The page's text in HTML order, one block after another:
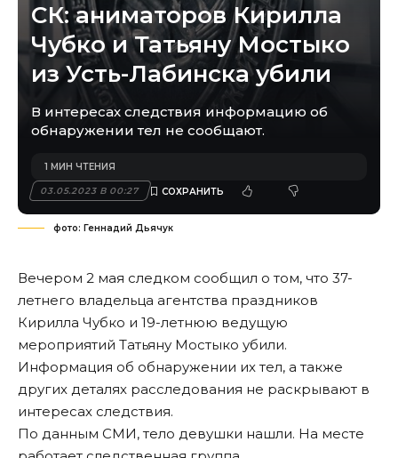
СК: аниматоров Кирилла
Чубко и Татьяну Мостыко
из Усть-Лабинска убили
В интересах следствия информацию об
обнаружении тел не сообщают.
03.05.2023 В 00:27
1 МИН ЧТЕНИЯ
фото: Геннадий Дьячук
Вечером 2 мая следком сообщил о том, что 37-
летнего владельца агентства праздников
Кирилла Чубко и 19-летнюю ведущую
мероприятий Татьяну Мостыко убили.
Информация об обнаружении их тел, а также
других деталях расследования не раскрывают в
интересах следствия.
По данным СМИ, тело девушки нашли. На месте